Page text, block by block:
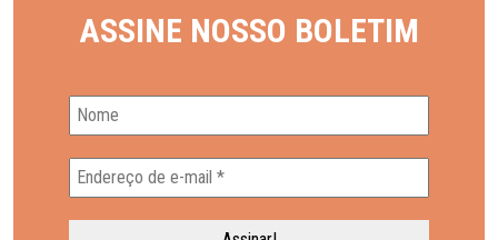
ASSINE NOSSO BOLETIM